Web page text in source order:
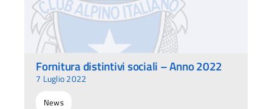
Fornitura distintivi sociali – Anno 2022
7 Luglio 2022
News